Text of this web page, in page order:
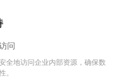
问
全地访问企业内部资源，确保数
。